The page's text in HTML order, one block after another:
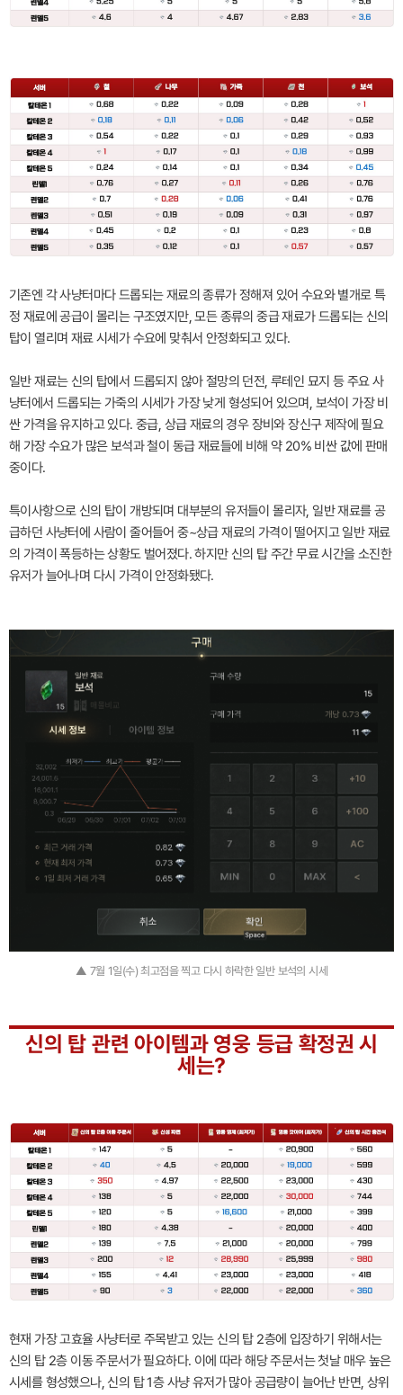
기존엔 각 사냥터마다 드롭되는 재료의 종류가 정해져 있어 수요와 별개로 특
정 재료에 공급이 몰리는 구조였지만, 모든 종류의 중급 재료가 드롭되는 신의
탑이 열리며 재료 시세가 수요에 맞춰서 안정화되고 있다.
일반 재료는 신의 탑에서 드롭되지 않아 절망의 던전, 루테인 묘지 등 주요 사
냥터에서 드롭되는 가죽의 시세가 가장 낮게 형성되어 있으며, 보석이 가장 비
싼 가격을 유지하고 있다. 중급, 상급 재료의 경우 장비와 장신구 제작에 필요
해 가장 수요가 많은 보석과 철이 동급 재료들에 비해 약 20% 비싼 값에 판매
중이다.
특이사항으로 신의 탑이 개방되며 대부분의 유저들이 몰리자, 일반 재료를 공
급하던 사냥터에 사람이 줄어들어 중~상급 재료의 가격이 떨어지고 일반 재료
의 가격이 폭등하는 상황도 벌어졌다. 하지만 신의 탑 주간 무료 시간을 소진한
유저가 늘어나며 다시 가격이 안정화됐다.
▲ 7월 1일(수) 최고점을 찍고 다시 하락한 일반 보석의 시세
신의 탑 관련 아이템과 영웅 등급 확정권 시
세는?
현재 가장 고효율 사냥터로 주목받고 있는 신의 탑 2층에 입장하기 위해서는
신의 탑 2층 이동 주문서가 필요하다. 이에 따라 해당 주문서는 첫날 매우 높은
시세를 형성했으나, 신의 탑 1층 사냥 유저가 많아 공급량이 늘어난 반면, 상위